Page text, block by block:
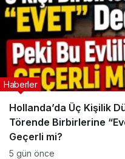
Hollanda’da Üç Kişilik
Törende Birbirlerine
Geçerli mi?
Haberler
5 gün önce